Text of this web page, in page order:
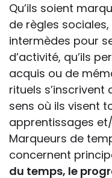
Qu’ils soient
de règles sociales,
intermèdes pour
d’activité, qu’ils
acquis ou de
rituels s’inscrivent
sens où ils visent
apprentissages
Marqueurs de
concernent
du temps, le